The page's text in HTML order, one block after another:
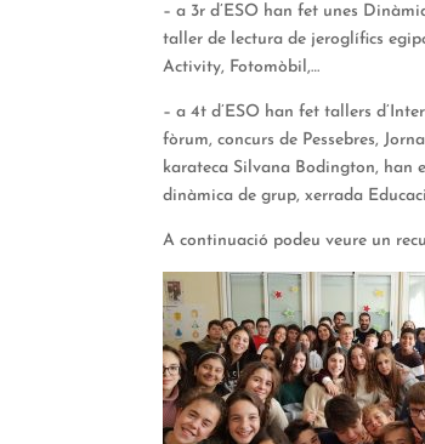
– a 3r d’ESO han fet unes
taller de lectura de jeroglífics
Activity, Fotomòbil,…
– a 4t d’ESO han fet tallers
fòrum, concurs de Pessebres,
karateca Silvana Bodington, han
dinàmica de grup, xerrada
A continuació podeu veure un